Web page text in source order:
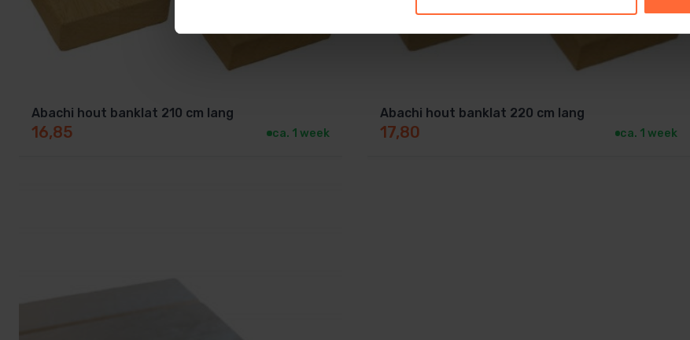
210 cm
Abachi hout banklat 210 cm lang
16,85 ca. 1 week
Abachi hout banklat 220 cm lang
17,80 ca. 1 week